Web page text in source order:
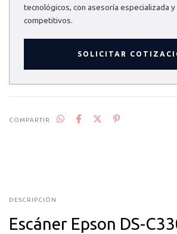
tecnológicos, con asesoría especializada
competitivos.
SOLICITAR
COMPARTIR
DESCRIPCIÓN
Escáner Epson DS-